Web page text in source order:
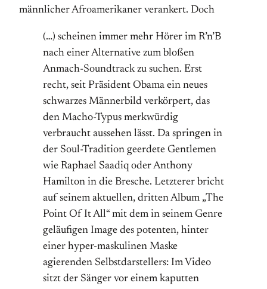
männlicher Afroamerikaner verankert. Doch
(…) scheinen immer mehr Hörer im R’n’B
nach einer Alternative zum bloßen
Anmach-Soundtrack zu suchen. Erst
recht, seit Präsident Obama ein neues
schwarzes Männerbild verkörpert, das
den Macho-Typus merkwürdig
verbraucht aussehen lässt. Da springen in
der Soul-Tradition geerdete Gentlemen
wie Raphael Saadiq oder Anthony
Hamilton in die Bresche. Letzterer bricht
auf seinem aktuellen, dritten Album „The
Point Of It All“ mit dem in seinem Genre
geläufigen Image des potenten, hinter
einer hyper-maskulinen Maske
agierenden Selbstdarstellers: Im Video
sitzt der Sänger vor einem kaputten